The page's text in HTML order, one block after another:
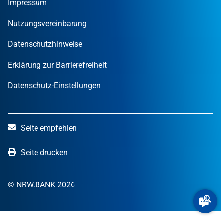
Öffentliche Kunden
STARTERCENTER NRW
NRW.Venture
Impressum
Nutzungsvereinbarung
Datenschutzhinweise
Erklärung zur Barrierefreiheit
Datenschutz-Einstellungen
Seite empfehlen
Seite drucken
© NRW.BANK 2026